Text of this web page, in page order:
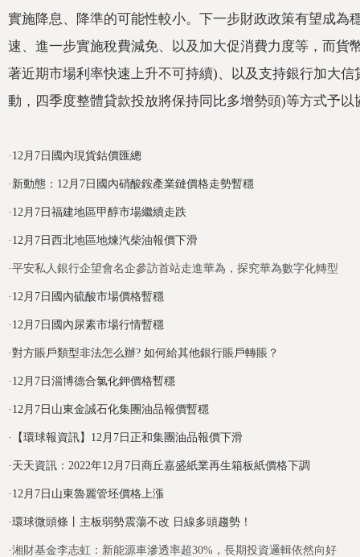
實施降息、降準的可能性較小。下一步財政政策有望成為
速、進一步實施稅費減免、以及加大促消費力度等
著近期市場利率快速上升不可持續)、以及支持銀行加大
動，四季度整體貸款投放將保持同比多增勢頭)等方式予以
· 12月7日國內現貨鈷價匯總
· 新動態：12月7日國內硝酸銨產業鏈價格走勢暫穩
· 12月7日福建地區甲醇市場繼續走跌
· 12月7日西北地區地煉汽柴油報價下滑
·平安私人銀行企望會名企參訪首站走進華為，探究華為數字化轉型
· 12月7日國內硫酸市場價格暫穩
· 12月7日國內尿素市場行情暫穩
·對方賬戶類型非法怎么辦? 如何給其他銀行賬戶轉賬？
· 12月7日淄博德合氯化鉀價格暫穩
· 12月7日山東金誠石化集團油品報價暫穩
· 【環球報資訊】12月7日正和集團油品報價下滑
· 天天資訊：2022年12月7日商丘嘉盛紙業再生箱板紙價格下調
· 12月7日山東魯麗管坯價格上漲
·環球微頭條丨主板弱勢震蕩不改 日線多頭趨勢！
·湘財基金李志虹：新能源車滲透率超30%，長期投資邏輯依然向好